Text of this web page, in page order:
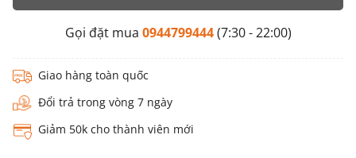
Gọi đặt mua 0944799444(7:30 - 22:00)
Giao hàng toàn quốc
Đổi trả trong vòng 7 ngày
Giảm 50k cho thành viên mới